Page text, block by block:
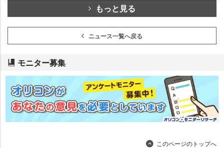
もっと見る
ニュース一覧へ戻る
モニター募集
このページのトップへ